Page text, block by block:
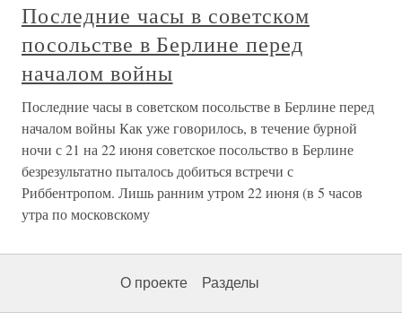
Последние часы в советском
посольстве в Берлине перед
началом войны
Последние часы в советском посольстве в Берлине перед
началом войны Как уже говорилось, в течение бурной
ночи с 21 на 22 июня советское посольство в Берлине
безрезультатно пыталось добиться встречи с
Риббентропом. Лишь ранним утром 22 июня (в 5 часов
утра по московскому
О проекте Разделы